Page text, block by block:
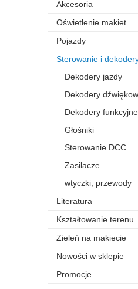
Akcesoria
Oświetlenie makiet
Pojazdy
Sterowanie i
Dekodery jazdy
Dekodery
Dekodery funkcyjne
Głośniki
Sterowanie DCC
Zasilacze
wtyczki, przewody
Literatura
Kształtowanie terenu
Zieleń na makiecie
Nowości w sklepie
Promocje